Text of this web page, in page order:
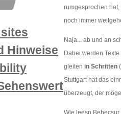
rumgesprochen
noch immer
Naja... ab und an
Dabei werden
gleiten in Schritten
Stuttgart hat das
überzeugt, der
Wie leesn
Hinweise